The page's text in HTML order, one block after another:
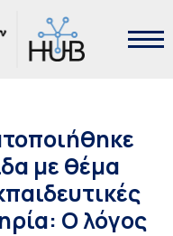
με θέμα
Ο λόγος